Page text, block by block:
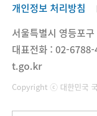
개인정보 처리방침
서울특별시 영등포
대표전화 : 02-
t.go.kr
Copyright ⓒ 대한민국